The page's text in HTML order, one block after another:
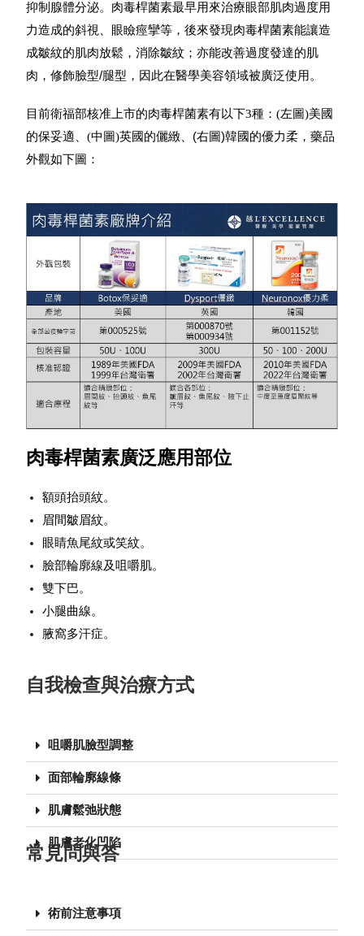
抑制腺體分泌。 肉毒桿菌素最早用來治療眼部肌肉過度用
力造成的斜視、眼瞼痙攣等，後來發現肉毒桿菌素能讓造
成皺紋的肌肉放鬆，消除皺紋；亦能改善過度發達的肌
肉，修飾臉型/腿型，因此在醫學美容領域被廣泛使用。
目前衛福部核准上市的肉毒桿菌素有以下3種：(左圖)美國
的保妥適、(中圖)英國的儷緻 、(右圖)韓國的優力柔，藥品
外觀如下圖：
肉毒桿菌素廣泛應用部位
額頭抬頭紋。
眉間皺眉紋。
眼睛魚尾紋或笑紋。
臉部輪廓線及咀嚼肌。
雙下巴。
小腿曲線。
腋窩多汗症。
自我檢查與治療方式
咀嚼肌臉型調整
面部輪廓線條
肌膚鬆弛狀態
肌膚老化凹陷
常見問與答
術前注意事項